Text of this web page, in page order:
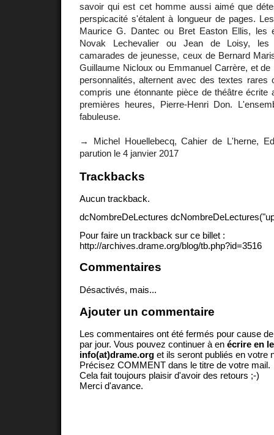
savoir qui est cet homme aussi aimé que
perspicacité s'étalent à longueur de pages.
Maurice G. Dantec ou Bret Easton Ellis, les
Novak Lechevalier ou Jean de Loisy, les
camarades de jeunesse, ceux de Bernard
Guillaume Nicloux ou Emmanuel Carrère, et
personnalités, alternent avec des textes rares
compris une étonnante pièce de théâtre écrite
premières heures, Pierre-Henri Don.
fabuleuse.
→ Michel Houellebecq, Cahier de L'herne,
parution le 4 janvier 2017
Trackbacks
Aucun trackback.
dcNombreDeLectures
Pour faire un trackback sur ce billet :
http://archives.drame.org/blog/tb.php?id=3516
Commentaires
Désactivés, mais...
Ajouter un commentaire
Les commentaires ont été fermés pour cause
par jour. Vous pouvez continuer à en écrire en
info(at)drame.org et ils seront publiés en votre
Précisez COMMENT dans le titre de votre mail.
Cela fait toujours plaisir d'avoir des retours ;-)
Merci d'avance.